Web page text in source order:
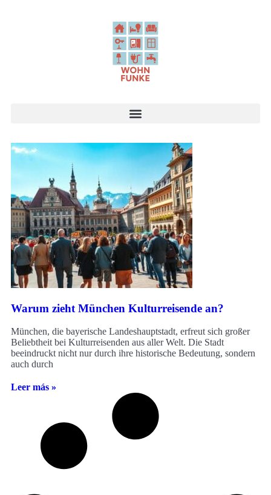
Warum zieht München Kulturreisende an?
München, die bayerische Landeshauptstadt, erfreut sich großer
Beliebtheit bei Kulturreisenden aus aller Welt. Die Stadt
beeindruckt nicht nur durch ihre historische Bedeutung, sondern
auch durch
Leer más »